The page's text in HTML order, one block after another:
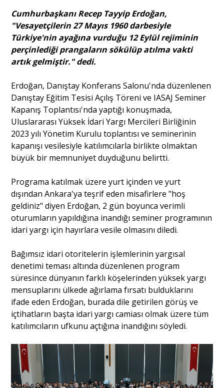
Portre
Eğitim
Dosya Haber
Sağlık
Cumhurbaşkanı Recep Tayyip Erdoğan,
"Vesayetçilerin 27 Mayıs 1960 darbesiyle
Türkiye'nin ayağına vurduğu 12 Eylül rejiminin
perçinlediği prangaların sökülüp atılma vakti
artık gelmiştir." dedi.
Erdoğan, Danıştay Konferans Salonu'nda düzenlenen
Danıştay Eğitim Tesisi Açılış Töreni ve IASAJ Seminer
Kapanış Toplantısı'nda yaptığı konuşmada,
Uluslararası Yüksek İdari Yargı Mercileri Birliğinin
2023 yılı Yönetim Kurulu toplantısı ve seminerinin
kapanışı vesilesiyle katılımcılarla birlikte olmaktan
büyük bir memnuniyet duyduğunu belirtti.
Programa katılmak üzere yurt içinden ve yurt
dışından Ankara'ya teşrif eden misafirlere "hoş
geldiniz" diyen Erdoğan, 2 gün boyunca verimli
oturumların yapıldığına inandığı seminer programının
idari yargı için hayırlara vesile olmasını diledi.
Bağımsız idari otoritelerin işlemlerinin yargısal
denetimi teması altında düzenlenen program
süresince dünyanın farklı köşelerinden yüksek yargı
mensuplarını ülkede ağırlama fırsatı bulduklarını
ifade eden Erdoğan, burada dile getirilen görüş ve
içtihatların başta idari yargı camiası olmak üzere tüm
katılımcıların ufkunu açtığına inandığını söyledi.